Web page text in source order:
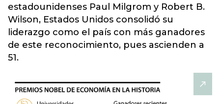
estadounidenses Paul Milgrom y Robert B.
Wilson, Estados Unidos consolidó su
liderazgo como el país con más ganadores
de este reconocimiento, pues ascienden a
51.